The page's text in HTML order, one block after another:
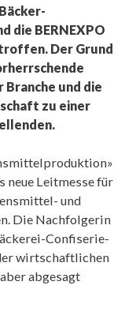
die BERNEXPO
Der Grund
und die
zu einer
neue Leitmesse für
und
Die Nachfolgerin
Confiserie-
wirtschaftlichen
abgesagt